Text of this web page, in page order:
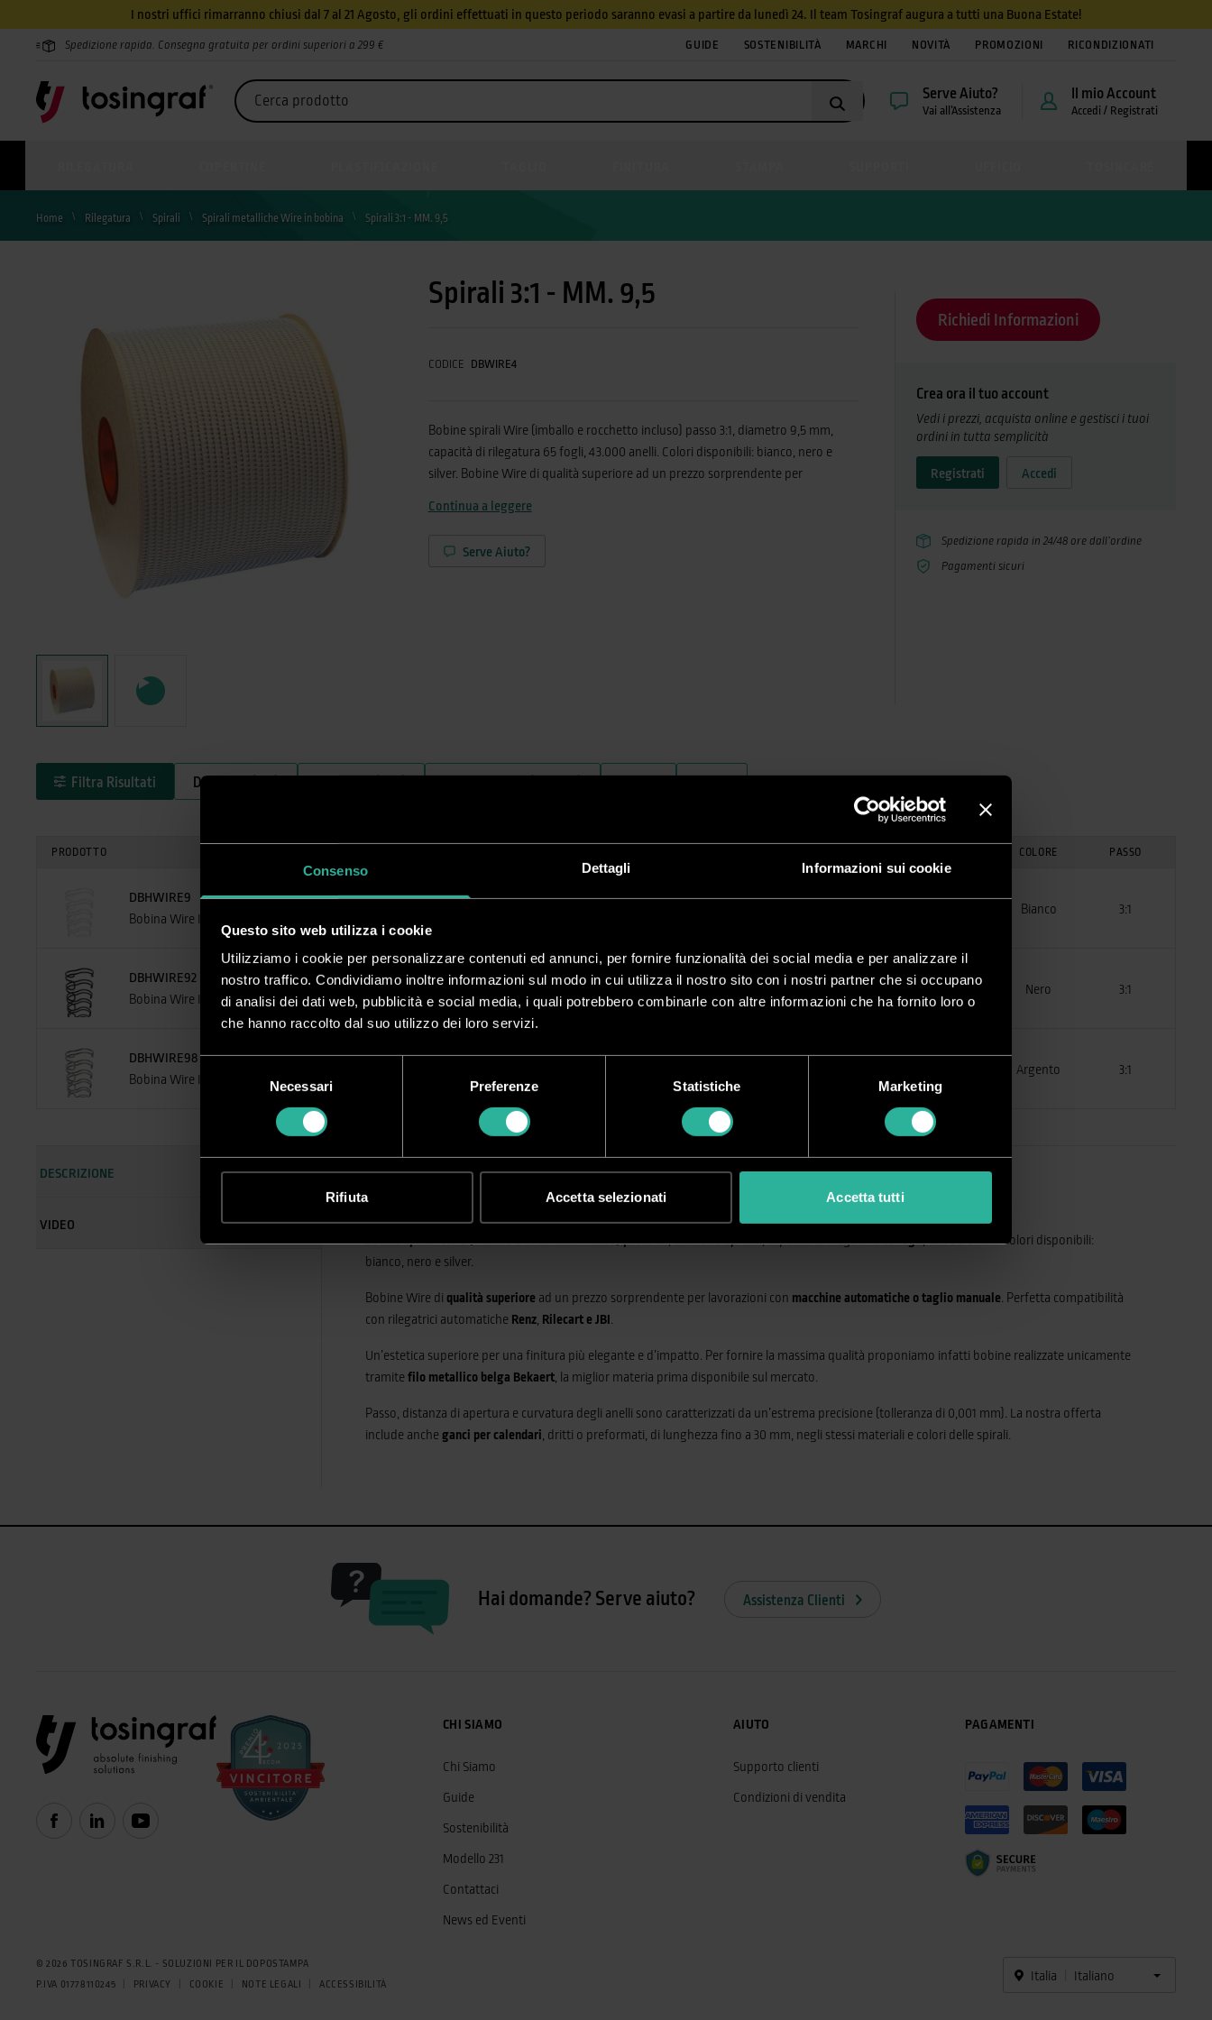
Consenso Dettagli Informazioni sui cookie
Questo sito web utilizza i cookie
Utilizziamo i cookie per personalizzare contenuti ed annunci, per fornire funzionalità dei social media e per analizzare il
nostro traffico. Condividiamo inoltre informazioni sul modo in cui utilizza il nostro sito con i nostri partner che si occupano
di analisi dei dati web, pubblicità e social media, i quali potrebbero combinarle con altre informazioni che ha fornito loro o
che hanno raccolto dal suo utilizzo dei loro servizi.
Necessari Preferenze Statistiche Marketing
Rifiuta Accetta selezionati Accetta tutti
I nostri uffici rimarranno chiusi dal 7 al 21 Agosto, gli ordini effettuati in questo periodo saranno evasi a partire da lunedì 24. Il team Tosingraf augura a tutti una Buona Estate!
Spedizione rapida. Consegna gratuita per ordini superiori a 299 € GUIDE SOSTENIBILITÀ MARCHI NOVITÀ PROMOZIONI RICONDIZIONATI
Serve Aiuto?
Vai all’Assistenza
Il mio Account
Accedi / Registrati
Home Rilegatura Spirali Spirali metalliche Wire in bobina Spirali 3:1 - MM. 9,5
Spirali 3:1 - MM. 9,5
CODICE DBWIRE4
Bobine spirali Wire (imballo e rocchetto incluso) passo 3:1, diametro 9,5 mm,
capacità di rilegatura 65 fogli, 43.000 anelli. Colori disponibili: bianco, nero e
silver. Bobine Wire di qualità superiore ad un prezzo sorprendente per
con rilegatrici automatiche Renz, Rilecart e JBI. Un’estetica superiore per una
infatti bobine realizzate unicamente tramite filo metallico belga Bekaert, la
Continua a leggere
Serve Aiuto?
Richiedi Informazioni
Crea ora il tuo account
Vedi i prezzi, acquista online e gestisci i tuoi
ordini in tutta semplicità
Registrati Accedi
Spedizione rapida in 24/48 ore dall’ordine
Pagamenti sicuri
Filtra Risultati Diametro (ISO)
PRODOTTO COLORE PASSO
DBHWIRE9
Bobina Wire I 43.000 anelli
Bianco 3:1
DBHWIRE92
Bobina Wire I 43.000 anelli
9.5 3/8 65 Nero 3:1
DBHWIRE98
Bobina Wire I 43.000 anelli
Argento 3:1
DESCRIZIONE
VIDEO
Spirali metalliche Wire in bobina
. Colori disponibili:
bianco, nero e silver.
Bobine Wire di qualità superiore ad un prezzo sorprendente per lavorazioni con macchine automatiche o taglio manuale . Perfetta compatibilità
con rilegatrici automatiche Renz Rilecart e JBI
Un’estetica superiore per una finitura più elegante e d’impatto. Per fornire la massima qualità proponiamo infatti bobine realizzate unicamente
tramite filo metallico belga Bekaert , la miglior materia prima disponibile sul mercato.
Passo, distanza di apertura e curvatura degli anelli sono caratterizzati da un’estrema precisione (tolleranza di 0,001 mm). La nostra offerta
include anche ganci per calendari , dritti o preformati, di lunghezza fino a 30 mm, negli stessi materiali e colori delle spirali.
Hai domande? Serve aiuto? Assistenza Clienti
CHI SIAMO
Chi Siamo
Guide
Sostenibilità
Modello 231
Contattaci
News ed Eventi
AIUTO
Supporto clienti
Condizioni di vendita
PAGAMENTI
© 2026 TOSINGRAF S.R.L. - SOLUZIONI PER IL DOPOSTAMPA
P.IVA 01778110245
PRIVACY COOKIE NOTE LEGALI ACCESSIBILITÀ
Italia Italiano